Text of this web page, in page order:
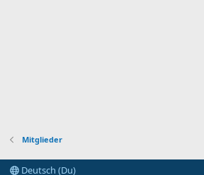
Mitglieder
Deutsch (Du)